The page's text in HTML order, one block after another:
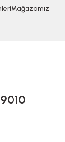
Mağazamız